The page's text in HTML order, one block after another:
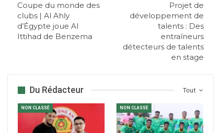
Coupe du monde des
clubs | Al Ahly
d’Égypte joue Al
Ittihad de Benzema
Projet de
développement de
talents : Des
entraîneurs
détecteurs de talents
en stage
Tout
Du Rédacteur
NON CLASSÉ NON CLASSÉ